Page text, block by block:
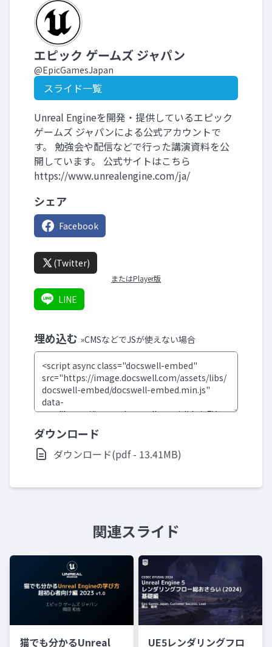
エピック ゲームズ ジャパン
@EpicGamesJapan
スライド一覧
Unreal Engineを開発・提供しているエピック
ゲームズ ジャパンによる公式アカウントで
す。 勉強会や配信などで行った講演資料を公
開しています。 公式サイトはこちら
https://www.unrealengine.com/ja/
シェア
Facebook
(Twitter)
またはPlayer版
LINE
埋め込む »CMSなどでJSが使えない場合
ダウンロード
ダウンロード(pdf - 13.41MB)
関連スライド
猫でも分かるUnreal
UE5レンダリングフロ